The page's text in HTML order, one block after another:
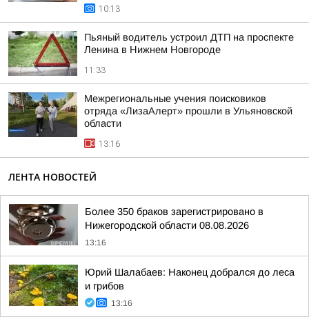
10:13
Пьяный водитель устроил ДТП на проспекте
Ленина в Нижнем Новгороде
11:33
Межрегиональные учения поисковиков
отряда «ЛизаАлерт» прошли в Ульяновской
области
13:16
ЛЕНТА НОВОСТЕЙ
Более 350 браков зарегистрировано в
Нижегородской области 08.08.2026
13:16
Юрий Шалабаев: Наконец добрался до леса
и грибов
13:16